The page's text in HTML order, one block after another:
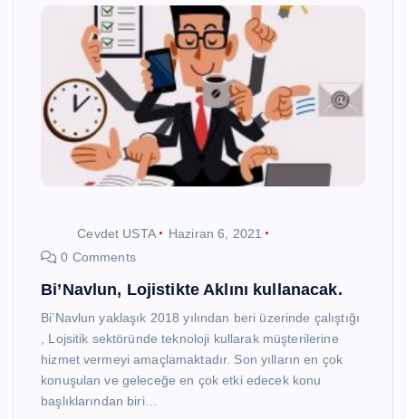
Cevdet USTA
Haziran 6, 2021
0 Comments
Bi’Navlun, Lojistikte Aklını kullanacak.
Bi’Navlun yaklaşık 2018 yılından beri üzerinde çalıştığı
, Lojsitik sektöründe teknoloji kullarak müşterilerine
hizmet vermeyi amaçlamaktadır. Son yılların en çok
konuşulan ve geleceğe en çok etki edecek konu
başlıklarından biri…